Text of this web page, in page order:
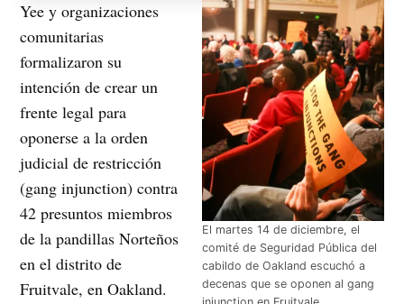
El martes 14 de diciembre, el
comité de Seguridad Pública del
cabildo de Oakland escuchó a
decenas que se oponen al gang
injunction en Fruitvale.
Yee y organizaciones
comunitarias
formalizaron su
intención de crear un
frente legal para
oponerse a la orden
judicial de restricción
(gang injunction) contra
42 presuntos miembros
de la pandillas Norteños
en el distrito de
Fruitvale, en Oakland.